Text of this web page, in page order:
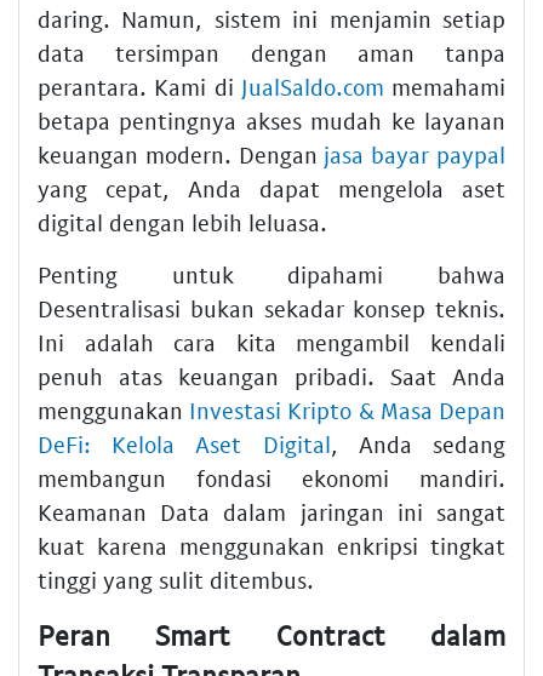
daring. Namun, sistem ini menjamin setiap
data tersimpan dengan aman tanpa
perantara. Kami di JualSaldo.com memahami
betapa pentingnya akses mudah ke layanan
keuangan modern. Dengan jasa bayar paypal
yang cepat, Anda dapat mengelola aset
digital dengan lebih leluasa.
Penting untuk dipahami bahwa
Desentralisasi bukan sekadar konsep teknis.
Ini adalah cara kita mengambil kendali
penuh atas keuangan pribadi. Saat Anda
menggunakan Investasi Kripto & Masa Depan
DeFi: Kelola Aset Digital, Anda sedang
membangun fondasi ekonomi mandiri.
Keamanan Data dalam jaringan ini sangat
kuat karena menggunakan enkripsi tingkat
tinggi yang sulit ditembus.
Peran Smart Contract dalam